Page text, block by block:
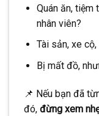
Quán ăn, tiệm
nhân viên?
Tài sản, xe
Bị mất đồ,
📌 Nếu bạn đã
đó, đừng xem